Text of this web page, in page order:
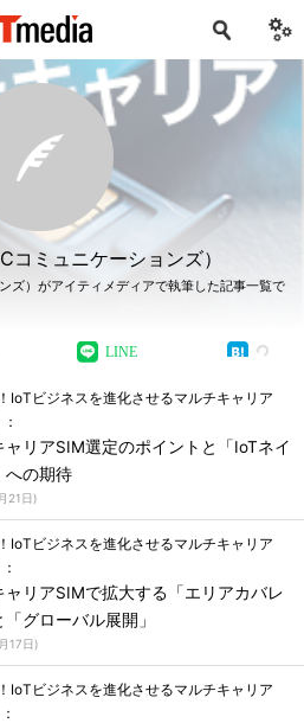
コミュニケーションズ）
ズ）がアイティメディアで執筆した記事一覧で
LINE
IoTビジネスを進化させるマルチキャリア
ャリアSIM選定のポイントと「IoTネイ
への期待
21日)
IoTビジネスを進化させるマルチキャリア
ャリアSIMで拡大する「エリアカバレ
「グローバル展開」
17日)
IoTビジネスを進化させるマルチキャリア